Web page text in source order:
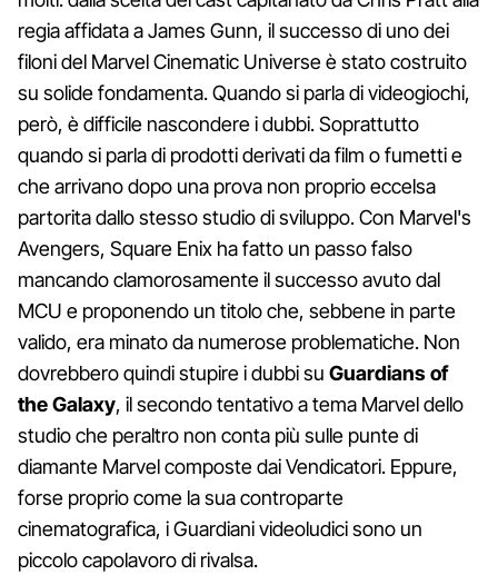
regia affidata a James Gunn, il successo di uno dei
filoni del Marvel Cinematic Universe è stato costruito
su solide fondamenta. Quando si parla di videogiochi,
però, è difficile nascondere i dubbi. Soprattutto
quando si parla di prodotti derivati da film o fumetti e
che arrivano dopo una prova non proprio eccelsa
partorita dallo stesso studio di sviluppo. Con Marvel's
Avengers, Square Enix ha fatto un passo falso
mancando clamorosamente il successo avuto dal
MCU e proponendo un titolo che, sebbene in parte
valido, era minato da numerose problematiche. Non
dovrebbero quindi stupire i dubbi su Guardians of
the Galaxy, il secondo tentativo a tema Marvel dello
studio che peraltro non conta più sulle punte di
diamante Marvel composte dai Vendicatori. Eppure,
forse proprio come la sua controparte
cinematografica, i Guardiani videoludici sono un
piccolo capolavoro di rivalsa.